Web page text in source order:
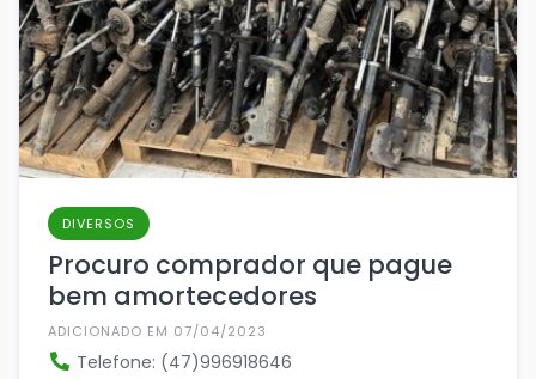
DIVERSOS
Procuro comprador que pague
bem amortecedores
ADICIONADO EM 07/04/2023
Telefone: (47)996918646